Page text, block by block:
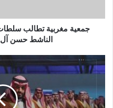
جمعية مغربية تطالب سلطات
الناشط حسن آل